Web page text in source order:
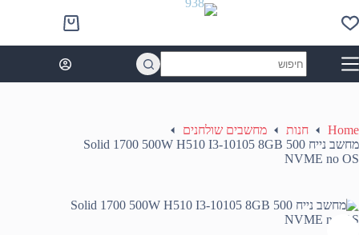
to
content
Shopping
cart
results
Home חנות
מחשבים שולחנים
מחשב נייח Solid 1700 500W H510 I3-10105 8GB 500
NVME no OS